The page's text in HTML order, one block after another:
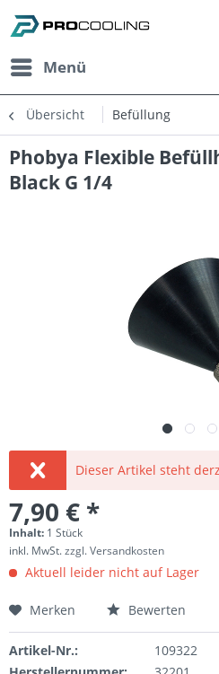
Menü
Übersicht Befüllung
Phobya Flexible
Black G 1/4
Dieser Artikel steht
7,90 € *
Inhalt: 1 Stück
inkl. MwSt.zzgl. Versandkosten
Aktuell leider nicht auf Lager
Merken Bewerten
Artikel-Nr.:
109322